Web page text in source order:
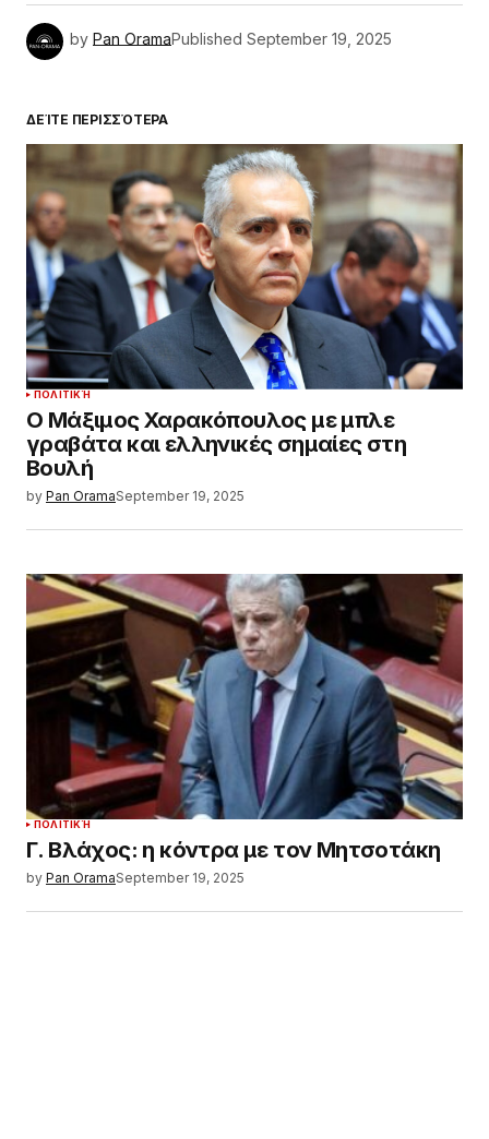
by Pan OramaPublished September 19, 2025
ΔΕΊΤΕ ΠΕΡΙΣΣΌΤΕΡΑ
ΠΟΛΙΤΙΚΉ
Ο Μάξιμος Χαρακόπουλος με μπλε
γραβάτα και ελληνικές σημαίες στη
Βουλή
by Pan OramaSeptember 19, 2025
ΠΟΛΙΤΙΚΉ
Γ. Βλάχος: η κόντρα με τον Μητσοτάκη
by Pan OramaSeptember 19, 2025